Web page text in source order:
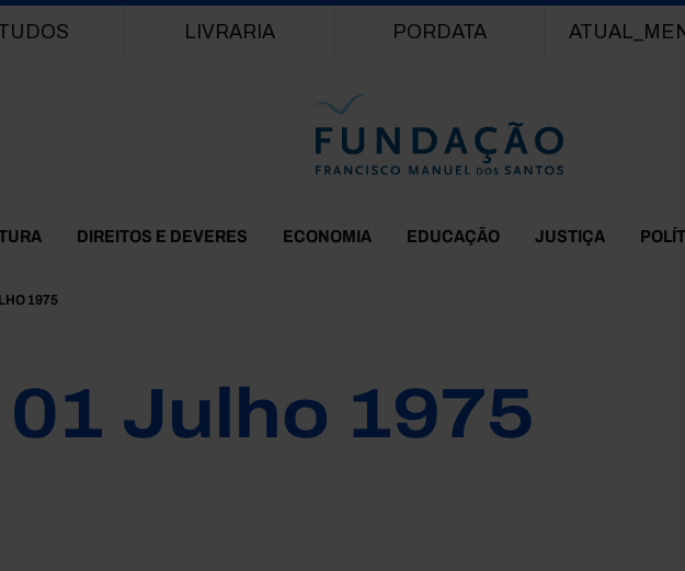
LIVRARIA PORDATA
DIREITOS E DEVERES ECONOMIA EDUCAÇÃO JUSTIÇA
1975
01 Julho 1975